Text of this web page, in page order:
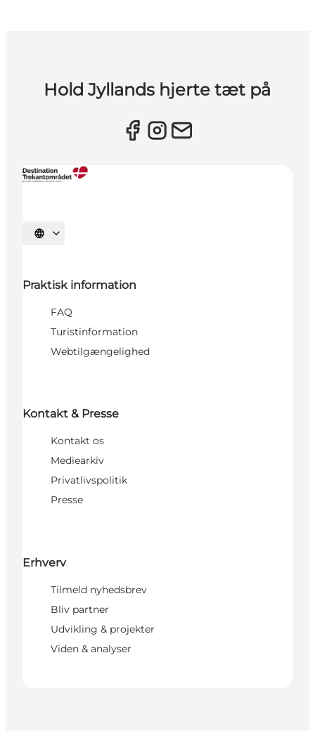
Hold Jyllands hjerte tæt på
Vælg sprog
Praktisk information
FAQ
Turistinformation
Webtilgængelighed
Kontakt & Presse
Kontakt os
Mediearkiv
Privatlivspolitik
Presse
Erhverv
Tilmeld nyhedsbrev
Bliv partner
Udvikling & projekter
Viden & analyser